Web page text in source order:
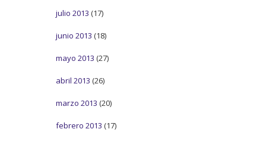
julio 2013 (17)
junio 2013 (18)
mayo 2013 (27)
abril 2013 (26)
marzo 2013 (20)
febrero 2013 (17)